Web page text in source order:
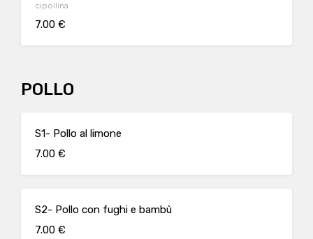
cipollina
7.00 €
POLLO
S1- Pollo al limone
7.00 €
S2- Pollo con fughi e bambù
7.00 €